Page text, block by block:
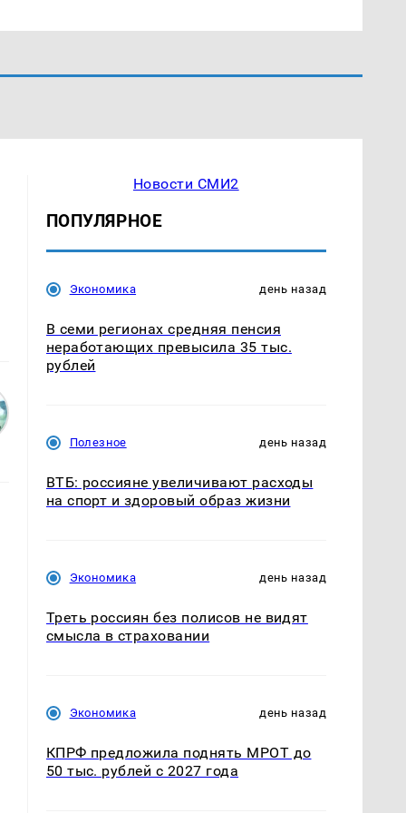
Новости СМИ2
ПОПУЛЯРНОЕ
Экономика день назад
В семи регионах средняя пенсия
неработающих превысила 35 тыс.
рублей
Полезное день назад
ВТБ: россияне увеличивают расходы
на спорт и здоровый образ жизни
Экономика день назад
Треть россиян без полисов не видят
смысла в страховании
Экономика день назад
КПРФ предложила поднять МРОТ до
50 тыс. рублей с 2027 года